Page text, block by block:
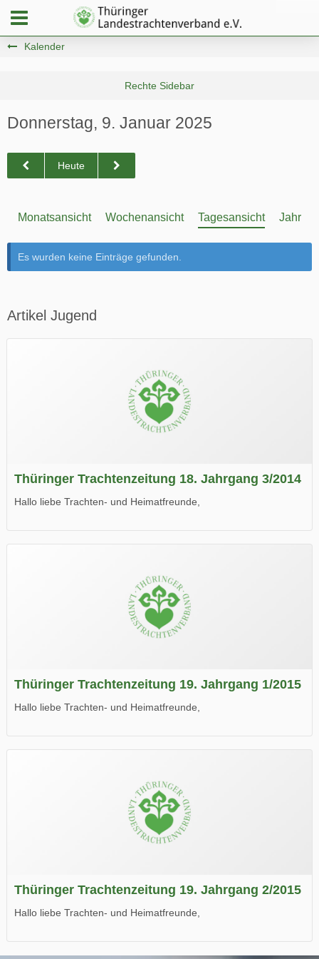
Kalender
Donnerstag, 9. Januar 2025
Heute
Monatsansicht Wochenansicht Tagesansicht
Es wurden keine Einträge gefunden.
Artikel Jugend
Thüringer Trachtenzeitung 18. Jahrgang 3/2014
Hallo liebe Trachten- und Heimatfreunde,
Wir wünschen Euch viel Spaß beim Lesen.
Thüringer Trachtenzeitung 19. Jahrgang 1/2015
Hallo liebe Trachten- und Heimatfreunde,
Wir wünschen Euch viel Spaß beim Lesen.
Thüringer Trachtenzeitung 19. Jahrgang 2/2015
Hallo liebe Trachten- und Heimatfreunde,
Wir wünschen Euch viel Spaß beim Lesen.